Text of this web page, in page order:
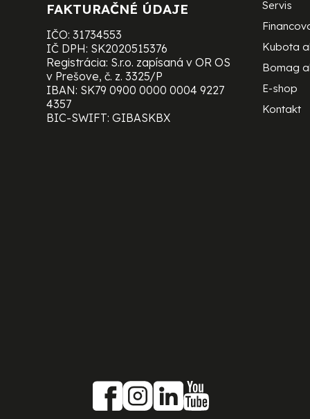
FAKTURAČNÉ ÚDAJE
IČO: 31734553
IČ DPH: SK2020515376
Registrácia: S.r.o. zapísaná v OR OS
v Prešove, č. z. 3325/P
IBAN: SK79 0900 0000 0004 9227
4357
BIC-SWIFT: GIBASKBX
Servis
Kubota
Bomag
E-shop
Kontakt